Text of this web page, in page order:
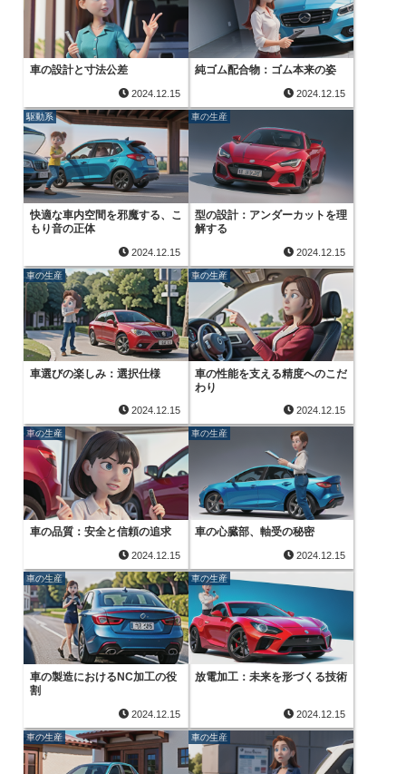
車の設計と寸法公差
2024.12.15
純ゴム配合物：ゴム本来の姿
2024.12.15
駆動系
快適な車内空間を邪魔する、こ
もり音の正体
2024.12.15
車の生産
型の設計：アンダーカットを理
解する
2024.12.15
車の生産
車選びの楽しみ：選択仕様
2024.12.15
車の生産
車の性能を支える精度へのこだ
わり
2024.12.15
車の生産
車の品質：安全と信頼の追求
2024.12.15
車の生産
車の心臓部、軸受の秘密
2024.12.15
車の生産
車の製造におけるNC加工の役
割
2024.12.15
車の生産
放電加工：未来を形づくる技術
2024.12.15
車の生産 車の生産